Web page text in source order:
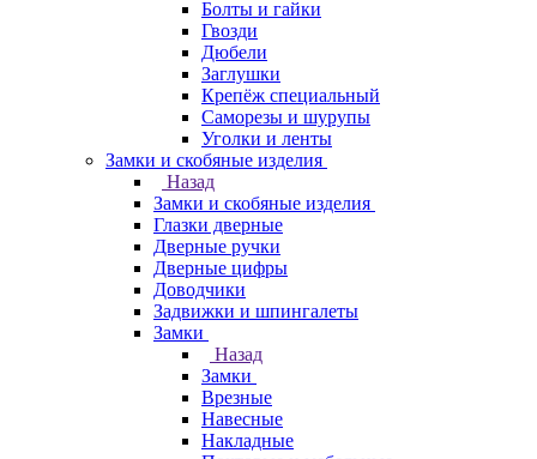
Болты и гайки
Гвозди
Дюбели
Заглушки
Крепёж специальный
Саморезы и шурупы
Уголки и ленты
Замки и скобяные изделия
Назад
Замки и скобяные изделия
Глазки дверные
Дверные ручки
Дверные цифры
Доводчики
Задвижки и шпингалеты
Замки
Назад
Замки
Врезные
Навесные
Накладные